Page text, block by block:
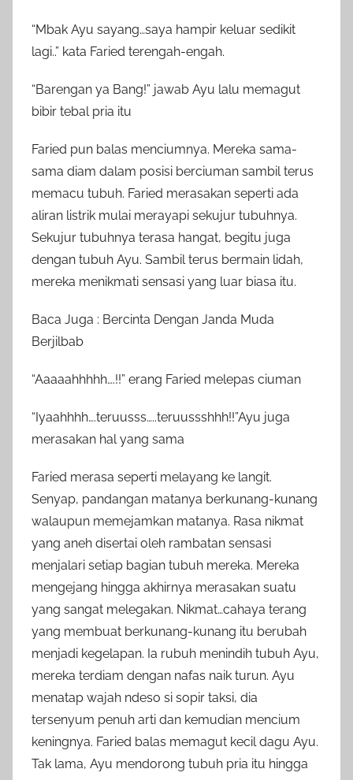
“Mbak Ayu sayang…saya hampir keluar sedikit
lagi..” kata Faried terengah-engah.
“Barengan ya Bang!” jawab Ayu lalu memagut
bibir tebal pria itu
Faried pun balas menciumnya. Mereka sama-
sama diam dalam posisi berciuman sambil terus
memacu tubuh. Faried merasakan seperti ada
aliran listrik mulai merayapi sekujur tubuhnya.
Sekujur tubuhnya terasa hangat, begitu juga
dengan tubuh Ayu. Sambil terus bermain lidah,
mereka menikmati sensasi yang luar biasa itu.
Baca Juga : Bercinta Dengan Janda Muda
Berjilbab
“Aaaaahhhhh….!!” erang Faried melepas ciuman
“Iyaahhhh….teruusss…..teruussshhh!!”Ayu juga
merasakan hal yang sama
Faried merasa seperti melayang ke langit.
Senyap, pandangan matanya berkunang-kunang
walaupun memejamkan matanya. Rasa nikmat
yang aneh disertai oleh rambatan sensasi
menjalari setiap bagian tubuh mereka. Mereka
mengejang hingga akhirnya merasakan suatu
yang sangat melegakan. Nikmat…cahaya terang
yang membuat berkunang-kunang itu berubah
menjadi kegelapan. Ia rubuh menindih tubuh Ayu,
mereka terdiam dengan nafas naik turun. Ayu
menatap wajah ndeso si sopir taksi, dia
tersenyum penuh arti dan kemudian mencium
keningnya. Faried balas memagut kecil dagu Ayu.
Tak lama, Ayu mendorong tubuh pria itu hingga